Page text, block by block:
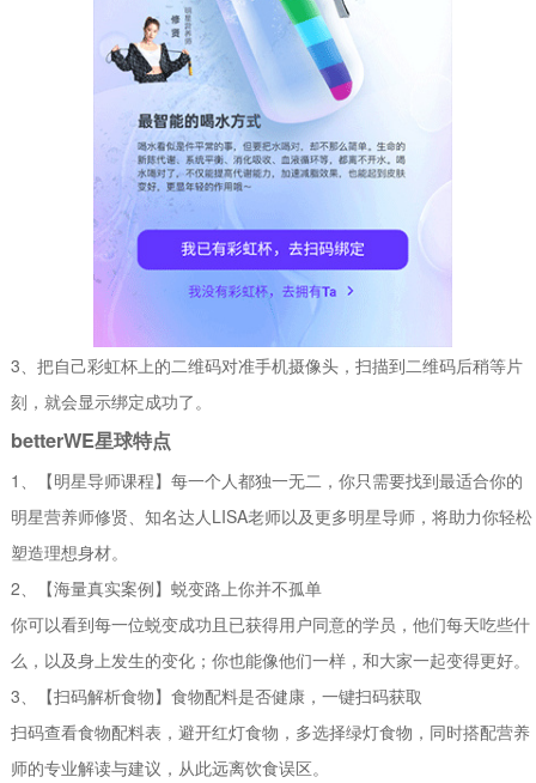
3、把自己彩虹杯上的二维码对准手机摄像头，扫描到二维码后稍等片
刻，就会显示绑定成功了。
betterWE星球特点
1、【明星导师课程】每一个人都独一无二，你只需要找到最适合你的
明星营养师修贤、知名达人LISA老师以及更多明星导师，将助力你轻松
塑造理想身材。
2、【海量真实案例】蜕变路上你并不孤单
你可以看到每一位蜕变成功且已获得用户同意的学员，他们每天吃些什
么，以及身上发生的变化；你也能像他们一样，和大家一起变得更好。
3、【扫码解析食物】食物配料是否健康，一键扫码获取
扫码查看食物配料表，避开红灯食物，多选择绿灯食物，同时搭配营养
师的专业解读与建议，从此远离饮食误区。